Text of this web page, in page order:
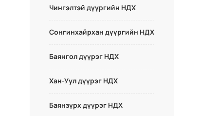
Чингэлтэй дүүргийн НДХ
Сонгинхайрхан дүүргийн НДХ
Баянгол дүүрэг НДХ
Хан-Уул дүүрэг НДХ
Баянзүрх дүүрэг НДХ